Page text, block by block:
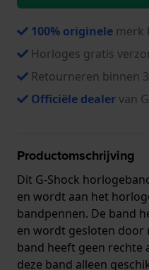
100% originele merk
Horloges gratis
Retourneren binnen
Officiële dealervan
Productomschrijving
Dit G-Shock
en wordt aan het
bandpennen. De band
en wordt gesloten door
band heeft geen rechte
deze band alleen